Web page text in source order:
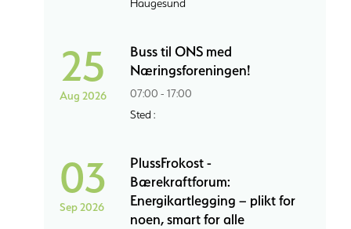
Haugesund
25
Aug 2026
Buss til ONS med
Næringsforeningen!
07:00 - 17:00
Sted :
03
Sep 2026
PlussFrokost -
Bærekraftforum:
Energikartlegging – plikt for
noen, smart for alle